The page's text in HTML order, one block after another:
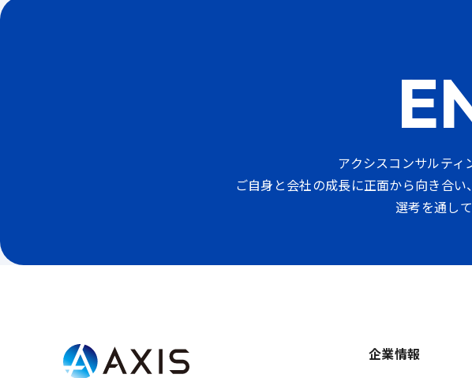
アクシスコンサルティ
ご自身と会社の成長に正面から向き合
選考を通し
企業情報